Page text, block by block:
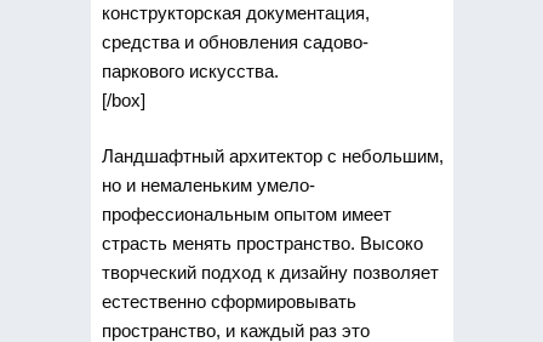
конструкторская документация,
средства и обновления садово-
паркового искусства.
[/box]
Ландшафтный архитектор с небольшим,
но и немаленьким умело-
профессиональным опытом имеет
страсть менять пространство. Высоко
творческий подход к дизайну позволяет
естественно сформировывать
пространство, и каждый раз это